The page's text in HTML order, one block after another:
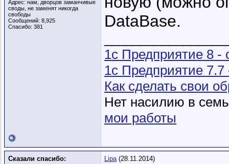
Адрес: нам, дворцов заманчивые
своды, не заменят никогда
свободы
Сообщений: 8,925
Спасибо: 381
DataBase.
1с Предприятие 8 -
1с Предприятие
Как сделать свои
Нет насилию в
мои работы
Сказали спасибо: Lipa(28.11.2014)